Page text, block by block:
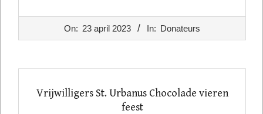
On: 23 april 2023 In: Donateurs
Vrijwilligers St. Urbanus Chocolade vieren
feest